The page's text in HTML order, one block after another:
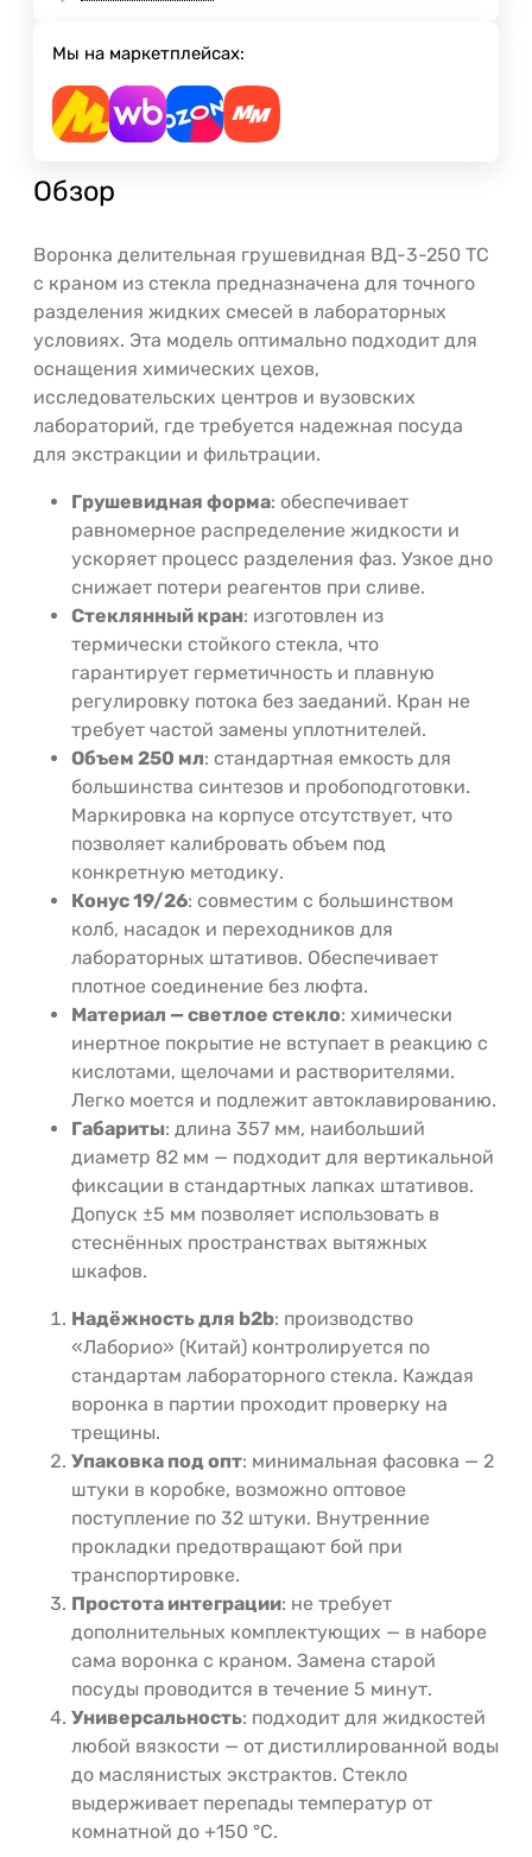
Мы на маркетплейсах:
Обзор
Воронка делительная грушевидная ВД-3-250 ТС
с краном из стекла предназначена для точного
разделения жидких смесей в лабораторных
условиях. Эта модель оптимально подходит для
оснащения химических цехов,
исследовательских центров и вузовских
лабораторий, где требуется надежная посуда
для экстракции и фильтрации.
Грушевидная форма: обеспечивает
равномерное распределение жидкости и
ускоряет процесс разделения фаз. Узкое дно
снижает потери реагентов при сливе.
Стеклянный кран: изготовлен из
термически стойкого стекла, что
гарантирует герметичность и плавную
регулировку потока без заеданий. Кран не
требует частой замены уплотнителей.
Объем 250 мл: стандартная емкость для
большинства синтезов и пробоподготовки.
Маркировка на корпусе отсутствует, что
позволяет калибровать объем под
конкретную методику.
Конус 19/26: совместим с большинством
колб, насадок и переходников для
лабораторных штативов. Обеспечивает
плотное соединение без люфта.
Материал — светлое стекло: химически
инертное покрытие не вступает в реакцию с
кислотами, щелочами и растворителями.
Легко моется и подлежит автоклавированию.
Габариты: длина 357 мм, наибольший
диаметр 82 мм — подходит для вертикальной
фиксации в стандартных лапках штативов.
Допуск ±5 мм позволяет использовать в
стеснённых пространствах вытяжных
шкафов.
Надёжность для b2b: производство
«Лаборио» (Китай) контролируется по
стандартам лабораторного стекла. Каждая
воронка в партии проходит проверку на
трещины.
Упаковка под опт: минимальная фасовка — 2
штуки в коробке, возможно оптовое
поступление по 32 штуки. Внутренние
прокладки предотвращают бой при
транспортировке.
Простота интеграции: не требует
дополнительных комплектующих — в наборе
сама воронка с краном. Замена старой
посуды проводится в течение 5 минут.
Универсальность: подходит для жидкостей
любой вязкости — от дистиллированной воды
до маслянистых экстрактов. Стекло
выдерживает перепады температур от
комнатной до +150 °C.